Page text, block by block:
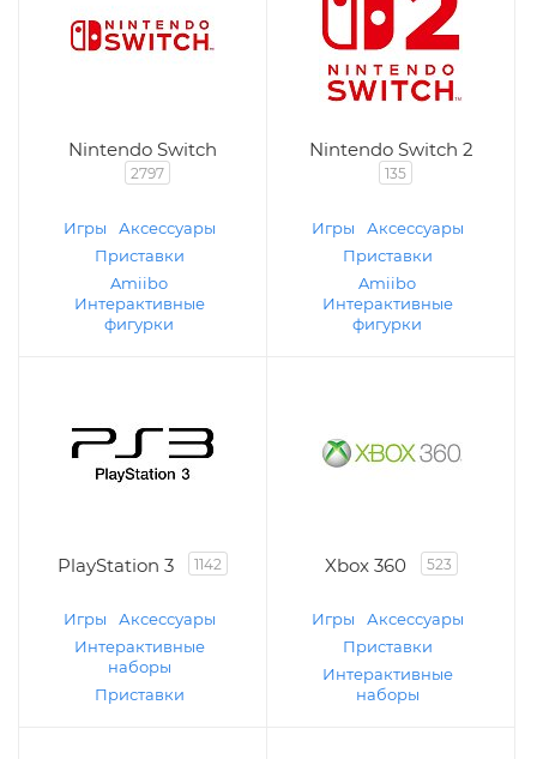
Nintendo Switch
2797
Игры
Аксессуары
Приставки
Amiibo
Интерактивные
фигурки
Nintendo Switch 2
135
Игры
Аксессуары
Приставки
Amiibo
Интерактивные
фигурки
PlayStation 3 1142
Игры
Аксессуары
Интерактивные
наборы
Приставки
Xbox 360 523
Игры
Аксессуары
Приставки
Интерактивные
наборы